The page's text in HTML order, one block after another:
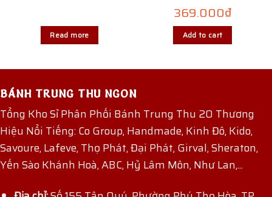
Read more
369.000₫
Add to cart
BÁNH TRUNG THU NGON
Tổng Kho Sỉ Phân Phối Bánh Trung Thu 20 Thương
Hiệu Nổi Tiếng: Co Group, Handmade, Kinh Đô, Kido,
Savoure, Lafeve, Thọ Phát, Đại Phát, Girval, Sheraton,
Yến Sào Khánh Hoà, ABC, Hỷ Lâm Môn, Như Lan,...